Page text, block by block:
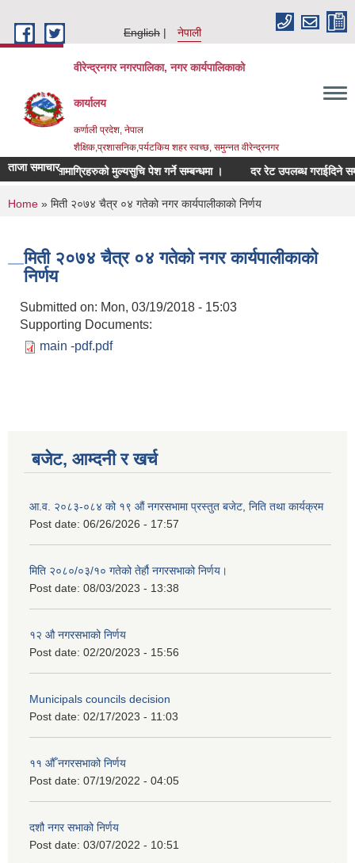
English
नेपाली
वीरेन्द्रनगर नगरपालिका, नगर कार्यपालिकाको
कार्यालय
कर्णाली प्रदेश, नेपाल
शैक्षिक,प्रशासनिक,पर्यटकिय शहर स्वच्छ, समुन्नत वीरेन्द्रनगर
ताजा समाचारसामाग्रिहरुको मुल्यसुचि पेश गर्ने सम्बन्धमा । दर रेट उपलब्ध गराईदिने
You are here
Home » मिती २०७४ चैत्र ०४ गतेकाे नगर कार्यपालीकाकाे निर्णय
मिती २०७४ चैत्र ०४ गतेकाे नगर कार्यपालीकाकाे
निर्णय
Submitted on: Mon, 03/19/2018 - 15:03
Supporting Documents:
main -pdf.pdf
बजेट, आम्दनी र खर्च
आ.व. २०८३-०८४ को १९ औं नगरसभामा प्रस्तुत बजेट, निति तथा कार्यक्रम
Post date: 06/26/2026 - 17:57
मिति २०८०/०३/१० गतेको तेर्हौ नगरसभाको निर्णय।
Post date: 08/03/2023 - 13:38
१२ औ नगरसभाको निर्णय
Post date: 02/20/2023 - 15:56
Municipals councils decision
Post date: 02/17/2023 - 11:03
११ ‌औँ नगरसभाको निर्णय
Post date: 07/19/2022 - 04:05
दशौ नगर सभाको निर्णय
Post date: 03/07/2022 - 10:51